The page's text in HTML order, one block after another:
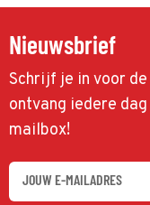
Nieuwsbrief
Schrijf je in voor
ontvang iedere
mailbox!